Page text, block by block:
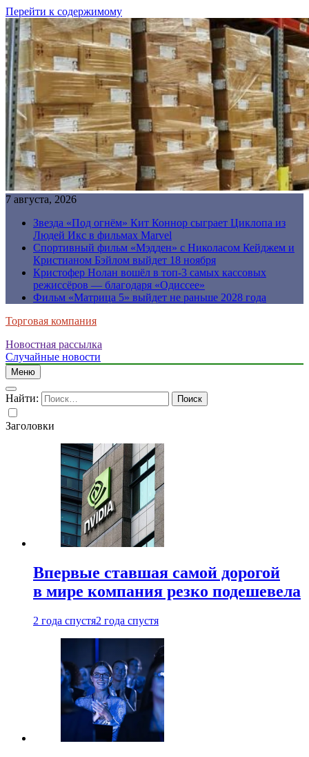
Перейти к содержимому
7 августа, 2026
Звезда «Под огнём» Кит Коннор сыграет Циклопа из
Людей Икс в фильмах Marvel
Спортивный фильм «Мэдден» с Николасом Кейджем и
Кристианом Бэйлом выйдет 18 ноября
Кристофер Нолан вошёл в топ-3 самых кассовых
режиссёров — благодаря «Одиссее»
Фильм «Матрица 5» выйдет не раньше 2028 года
Торговая компания
Новостная рассылка
Случайные новости
Меню
Найти:
Заголовки
Впервые ставшая самой дорогой
в мире компания резко подешевела
2 года спустя2 года спустя